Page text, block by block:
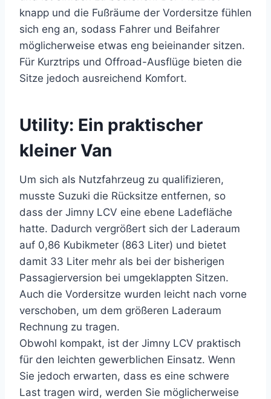
knapp und die Fußräume der Vordersitze fühlen
sich eng an, sodass Fahrer und Beifahrer
möglicherweise etwas eng beieinander sitzen.
Für Kurztrips und Offroad-Ausflüge bieten die
Sitze jedoch ausreichend Komfort.
Utility: Ein praktischer
kleiner Van
Um sich als Nutzfahrzeug zu qualifizieren,
musste Suzuki die Rücksitze entfernen, so
dass der Jimny LCV eine ebene Ladefläche
hatte. Dadurch vergrößert sich der Laderaum
auf 0,86 Kubikmeter (863 Liter) und bietet
damit 33 Liter mehr als bei der bisherigen
Passagierversion bei umgeklappten Sitzen.
Auch die Vordersitze wurden leicht nach vorne
verschoben, um dem größeren Laderaum
Rechnung zu tragen.
Obwohl kompakt, ist der Jimny LCV praktisch
für den leichten gewerblichen Einsatz. Wenn
Sie jedoch erwarten, dass es eine schwere
Last tragen wird, werden Sie möglicherweise